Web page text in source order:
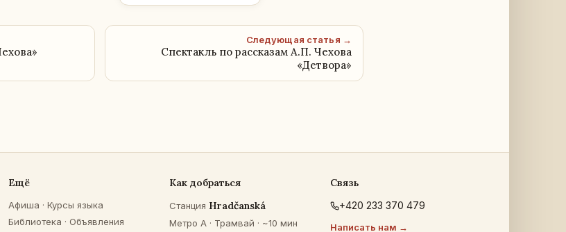
Следующая статья →
Cпектакль по рассказам А.П. Чехова
«Детвора»
Ещё
Афиша · Курсы языка
Библиотека · Объявления
Как добраться
Станция Hradčanská
Метро A · Трамвай · ~10 мин
Связь
+420 233 370 479
Написать нам →